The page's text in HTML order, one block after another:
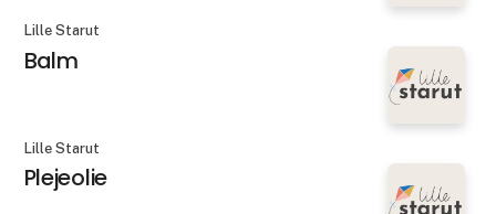
Lille Starut
Balm
Lille Starut
Plejeolie